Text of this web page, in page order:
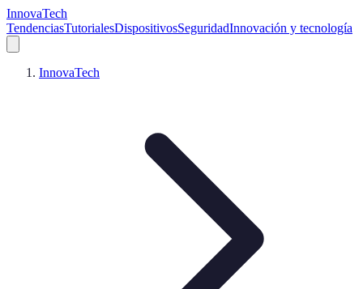
InnovaTech
TendenciasTutorialesDispositivosSeguridadInnovación y tecnología
InnovaTech